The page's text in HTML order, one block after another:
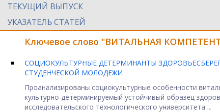
ТЕКУЩИЙ ВЫПУСК
УКАЗАТЕЛЬ СТАТЕЙ
Ключевое слово "ВИТАЛЬНАЯ
СОЦИОКУЛЬТУРНЫЕ ДЕТЕРМИНАНТЫ
СТУДЕНЧЕСКОЙ МОЛОДЕЖИ
Проанализированы социокультурные особенности
культурно-детерминируемый устойчивый образец
исследовательского технологического университета ...